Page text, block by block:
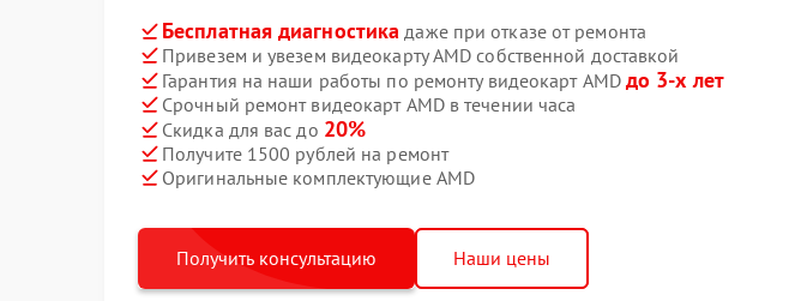
Бесплатная диагностика даже при отказе от ремонта
Привезем и увезем видеокарту AMD собственной доставкой
Гарантия на наши работы по ремонту видеокарт AMD до 3-х лет
Срочный ремонт видеокарт AMD в течении часа
Скидка для вас до 20%
Получите 1500 рублей на ремонт
Оригинальные комплектующие AMD
Получить консультацию Наши цены